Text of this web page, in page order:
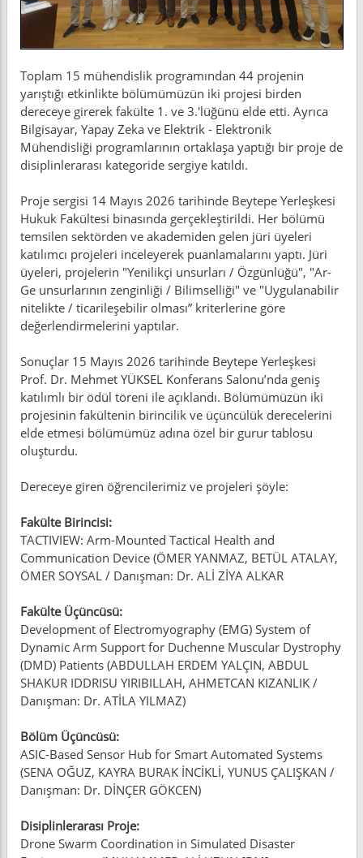
Toplam 15 mühendislik programından 44 projenin
yarıştığı etkinlikte bölümümüzün iki projesi birden
dereceye girerek fakülte 1. ve 3.'lüğünü elde etti. Ayrıca
Bilgisayar, Yapay Zeka ve Elektrik - Elektronik
Mühendisliği programlarının ortaklaşa yaptığı bir proje de
disiplinlerarası kategoride sergiye katıldı.
Proje sergisi 14 Mayıs 2026 tarihinde Beytepe Yerleşkesi
Hukuk Fakültesi binasında gerçekleştirildi. Her bölümü
temsilen sektörden ve akademiden gelen jüri üyeleri
katılımcı projeleri inceleyerek puanlamalarını yaptı. Jüri
üyeleri, projelerin "Yenilikçi unsurları / Özgünlüğü", "Ar-
Ge unsurlarının zenginliği / Bilimselliği" ve "Uygulanabilir
nitelikte / ticarileşebilir olması” kriterlerine göre
değerlendirmelerini yaptılar.
Sonuçlar 15 Mayıs 2026 tarihinde Beytepe Yerleşkesi
Prof. Dr. Mehmet YÜKSEL Konferans Salonu’nda geniş
katılımlı bir ödül töreni ile açıklandı. Bölümümüzün iki
projesinin fakültenin birincilik ve üçüncülük derecelerini
elde etmesi bölümümüz adına özel bir gurur tablosu
oluşturdu.
Dereceye giren öğrencilerimiz ve projeleri şöyle:
Fakülte Birincisi:
TACTIVIEW: Arm-Mounted Tactical Health and
Communication Device (ÖMER YANMAZ, BETÜL ATALAY,
ÖMER SOYSAL / Danışman: Dr. ALİ ZİYA ALKAR
Fakülte Üçüncüsü:
Development of Electromyography (EMG) System of
Dynamic Arm Support for Duchenne Muscular Dystrophy
(DMD) Patients (ABDULLAH ERDEM YALÇIN, ABDUL
SHAKUR IDDRISU YIRIBILLAH, AHMETCAN KIZANLIK /
Danışman: Dr. ATİLA YILMAZ)
Bölüm Üçüncüsü:
ASIC-Based Sensor Hub for Smart Automated Systems
(SENA OĞUZ, KAYRA BURAK İNCİKLİ, YUNUS ÇALIŞKAN /
Danışman: Dr. DİNÇER GÖKCEN)
Disiplinlerarası Proje:
Drone Swarm Coordination in Simulated Disaster